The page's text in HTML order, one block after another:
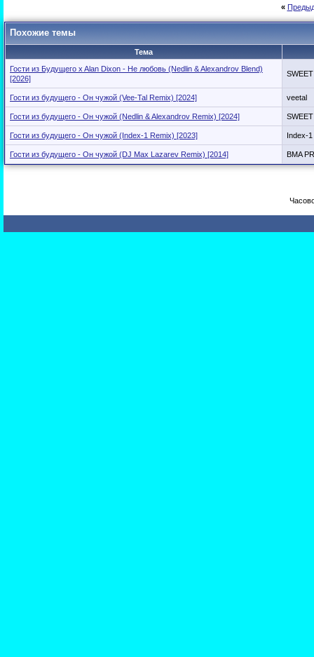
«
Похожие темы
Тема
Гости из Будущего x Alan Dixon - Не любовь (Nedlin & Alexandrov Blend)
[2026]
Гости из будущего - Он чужой (Vee-Tal Remix) [2024] veetal
Гости из будущего - Он чужой (Nedlin & Alexandrov Remix) [2024]
Гости из будущего - Он чужой (Index-1 Remix) [2023] Index-
Гости из будущего - Он чужой (DJ Max Lazarev Remix) [2014] BMA